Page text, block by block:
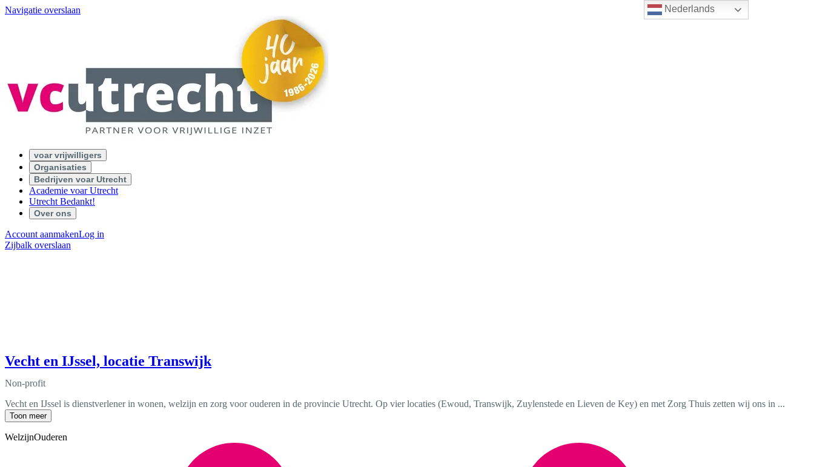
Nederlands
Navigatie overslaan
voar vrijwilligers
Organisaties
Bedrijven voar Utrecht
Academie voar Utrecht
Utrecht Bedankt!
Over ons
Account aanmakenLog in
Zijbalk overslaan
Vecht en IJssel, locatie Transwijk
Non-profit
Vecht en IJssel is dienstverlener in wonen, welzijn en zorg voor ouderen in de provincie Utrecht. Op vier locaties (Ewoud, Transwijk, Zuylenstede en Lieven de Key) en met Zorg Thuis zetten wij ons in ...
Toon meer
WelzijnOuderen